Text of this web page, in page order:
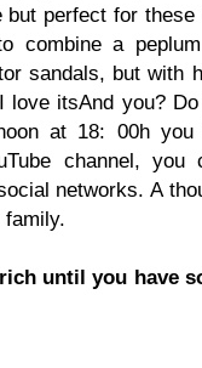
perfect for these
combine a
sandals, but with
love itsAnd you?
at 18: 00h
channel, you
networks. A
family.
until you have